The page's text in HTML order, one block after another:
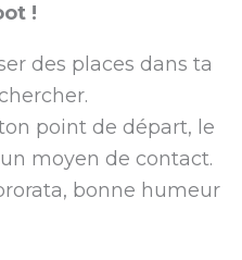
!
des places dans ta
point de départ, le
moyen de contact.
bonne humeur